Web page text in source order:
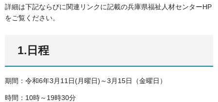
詳細は下記ならびに関連リンクに記載の兵庫県福祉人材センターHP
をご覧ください。
1.日程
期間：令和6年3月11日(月曜日)～3月15日（金曜日）
時間：10時～19時30分